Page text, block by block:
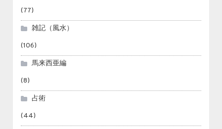
(77)
雑記（風水）
(106)
馬来西亜編
(8)
占術
(44)